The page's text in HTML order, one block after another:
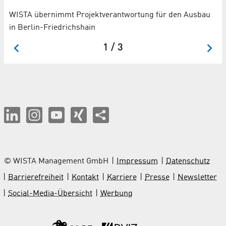
WISTA übernimmt Projektverantwortung für den Ausbau
in Berlin-Friedrichshain
1 / 3
© WISTA Management GmbH Impressum
Datenschutz
Barrierefreiheit
Kontakt Karriere Presse
Newsletter
Social-Media-Übersicht
Werbung